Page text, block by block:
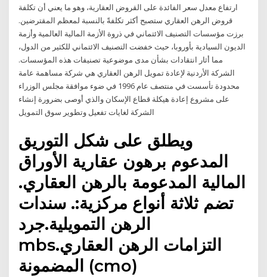
ارتفاع معدل سعر الفائدة على القروض العقارية، وهو ما يعني أن تكلفة
قروض الرهن العقاري ستصبح أكثر تكلفةً بالنسبة لمعظم المقترضين.
برزت مؤسسات التصنيف الائتماني في ذروة الأزمة المالية العالمية وأزمة
الديون السيادية بأوروبا، حيث خفضت التصنيف الائتماني للكثير من الدول،
مما أثار انتقادات بشأن مدى موضوعية تصنيفات هذه المؤسسات.
الشركة الأردنية لإعادة تمويل الرهن العقاري هي شركة مساهمة عامة
محدودة تأسست في منتصف عام 1996 في ضوء موافقة مجلس الوزراء
على مشروع إعادة هيكلة قطاع الإسكان والذي أوصى بضرورة إنشاء
الشركة لغايات تفعيل وتطوير سوق التمويل
ويطلق على شكل التوريق
المدعوم برهون عقارية الأوراق
المالية المدعومة بالرهن العقاري.
تضم ثلاثة أنواع مركزية:. سندات
الرهن التمويلية.جرد
mbs.التزامات الرهن العقاري
المضمونة (cmo)